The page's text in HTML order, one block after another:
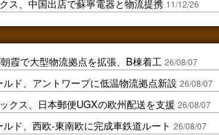
ス、中国出店で蘇寧電器と物流提携 11/12/26
霞で大型物流拠点を拡張、B棟着工 26/08/07
ルド、アントワープに低温物流拠点新設 26/08/07
クス、日本郵便UGXの欧州配送を支援 26/08/07
ルド、西欧-東南欧に完成車鉄道ルート 26/08/07